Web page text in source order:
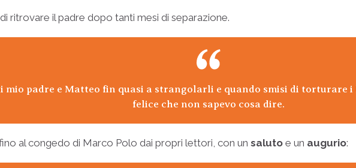
di ritrovare il padre dopo tanti mesi di separazione.
mio padre e Matteo fin quasi a strangolarli e quando smisi di torturare
felice che non sapevo cosa dire.
al congedo di Marco Polo dai propri lettori, con un saluto e un augurio: